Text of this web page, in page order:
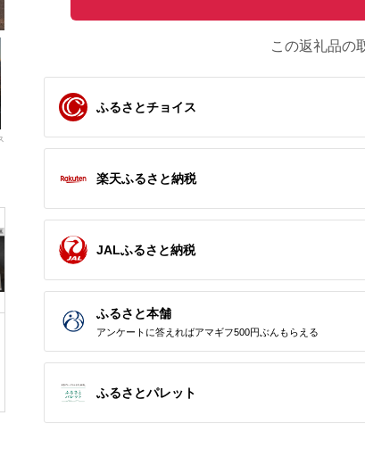
ス
鳥取県 境港市
13,000 円
北海道 白老町
寄付金額:14,500
この返礼品の
ふるさとチョイス
楽天ふるさと納税
JALふるさと納税
ふるさと本舗
アンケートに答えればアマギフ500円ぶんもらえる
ふるさとパレット